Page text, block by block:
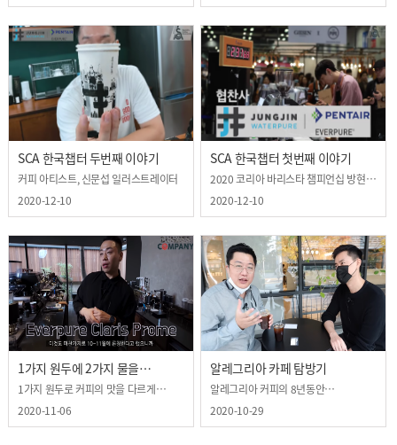
SCA 한국챕터 두번째 이야기
커피 아티스트, 신문섭 일러스트레이터
2020-12-10
SCA 한국챕터 첫번째 이야기
2020 코리아 바리스타 챔피언십 방현영
챔피언
2020-12-10
1가지 원두에 2가지 물을
사용하는 이유?
1가지 원두로 커피의 맛을 다르게
표현하는 방법이 궁금하다면?
2020-11-06
알레그리아 카페 탐방기
알레그리아 커피의 8년동안
베스트셀러인 메뉴 레시피를
공개합니다
2020-10-29